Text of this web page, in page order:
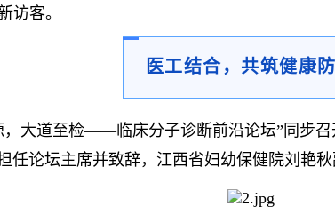
访客。
医工结合，共筑健康
大道至检——临床分子诊断前沿论坛”同步
论坛主席并致辞，江西省妇幼保健院刘艳